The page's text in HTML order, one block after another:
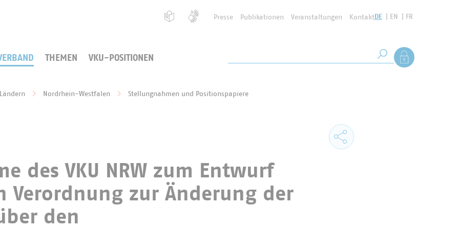
Presse Publikationen Veranstaltungen KontaktDE EN FR
THEMEN VKU-POSITIONEN Suche starten
Als Mitglied
Nordrhein-Westfalen Stellungnahmen und Positionspapiere
des VKU NRW zum Entwurf
Verordnung zur Änderung der
den